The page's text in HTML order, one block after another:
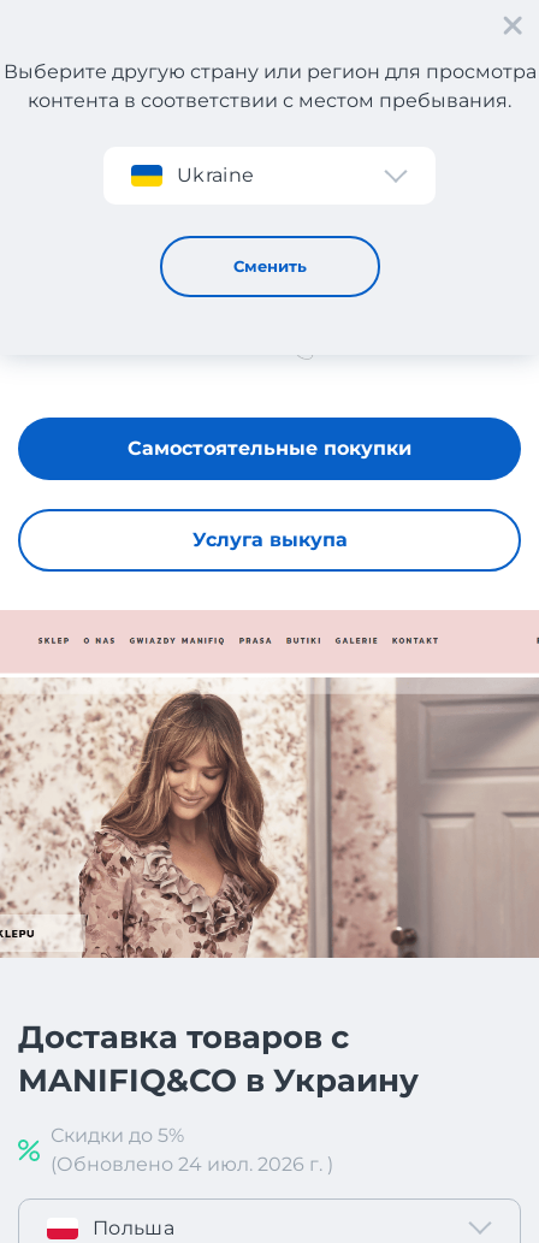
Регистрация
Выберите другую страну или регион для просмотра
контента в соответствии с местом пребывания.
Ukraine
Сменить
MANIFIQ&CO
Услуга выкупа
Самостоятельные покупки
Доставка товаров с
MANIFIQ&CO в Украину
Скидки до 5%
(Обновлено 24 июл. 2026 г. )
Польша